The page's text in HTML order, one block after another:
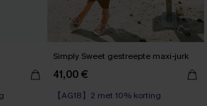
Simply Sweet gestreepte maxi-jurk
41,00 €
【AG18】2 met 10% korting